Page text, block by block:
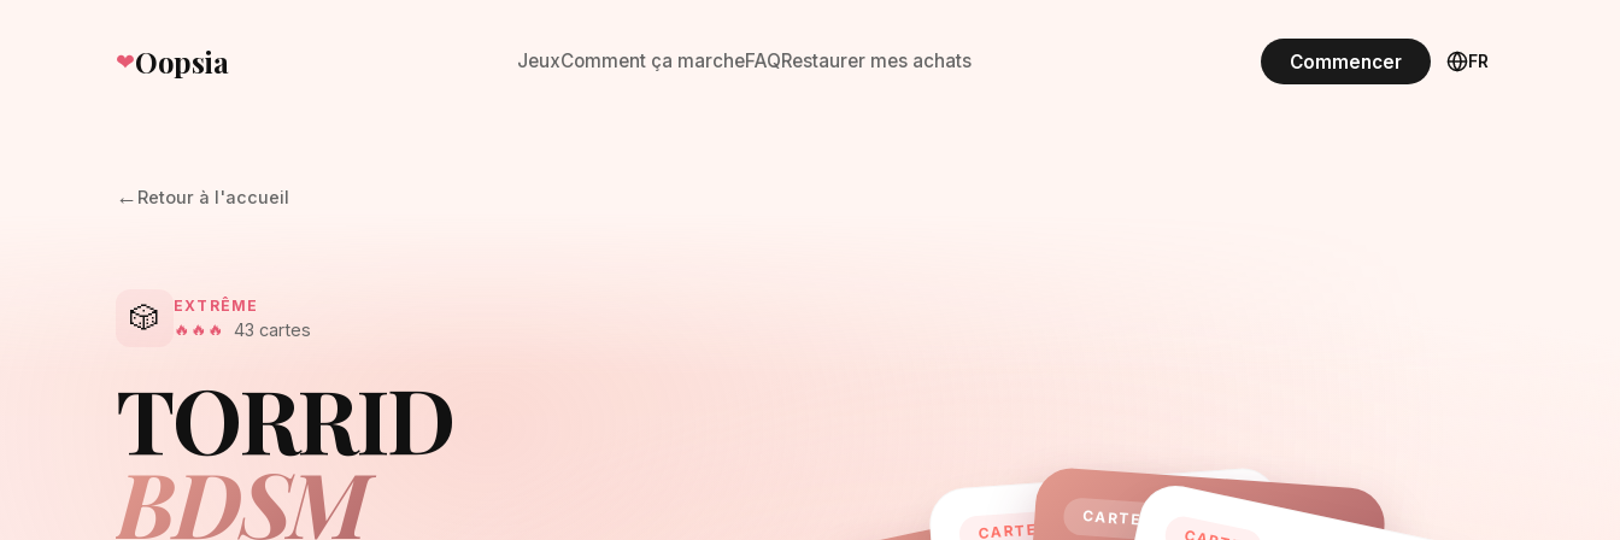
❤Oopsia JeuxComment ça marcheFAQRestaurer mes achats Commencer FR
← Retour à l'accueil
🎲 EXTRÊME
🔥 🔥 🔥 43 cartes
TORRID
BDSM 🔥
CARTE
CARTE